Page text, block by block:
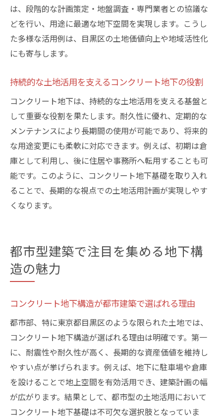
コンクリート地下の最新工法が生む新たな
価値
先進技術で実現する効率的なコンクリート
地下活用
工法
工期短縮と安全性を両立するコンクリート
地下技術
コンクリート地下基礎を進化させる最新の
施工法
地下空間の快適性を向上させる工法の工夫
計画段階で押さえたいコンクリート地下の知識
コンクリート地下計画に必要な基礎知識と
び
計画時に考慮すべきコンクリート地下の要
点
イント
土地条件とコンクリート地下の適合性チェ
ック
安心のために知っておくコンクリート地下
情報
目黒区で進化する地下基礎工事の実例紹介
コンクリート地下基礎工事の代表的な実例
は、段階的な計画策定・地盤調査・専門業者との協議な
どを行い、用途に最適な地下空間を実現します。こうし
た多様な活用例は、目黒区の土地価値向上や地域活性化
にも寄与します。
持続的な土地活用を支えるコンクリート地下の役割
コンクリート地下は、持続的な土地活用を支える基盤と
して重要な役割を果たします。耐久性に優れ、定期的な
メンテナンスにより長期間の使用が可能であり、将来的
な用途変更にも柔軟に対応できます。例えば、初期は倉
庫として利用し、後に住居や事務所へ転用することも可
能です。このように、コンクリート地下基礎を取り入れ
ることで、長期的な視点での土地活用計画が実現しやす
くなります。
都市型建築で注目を集める地下構
造の魅力
コンクリート地下構造が都市建築で選ばれる理由
都市部、特に東京都目黒区のような限られた土地では、
コンクリート地下構造が選ばれる理由は明確です。第一
に、耐震性や耐久性が高く、長期的な資産価値を維持し
やすい点が挙げられます。例えば、地下に駐車場や倉庫
を設けることで地上空間を有効活用でき、建築計画の幅
が広がります。結果として、都市型の土地活用において
コンクリート地下基礎は不可欠な選択肢となっていま